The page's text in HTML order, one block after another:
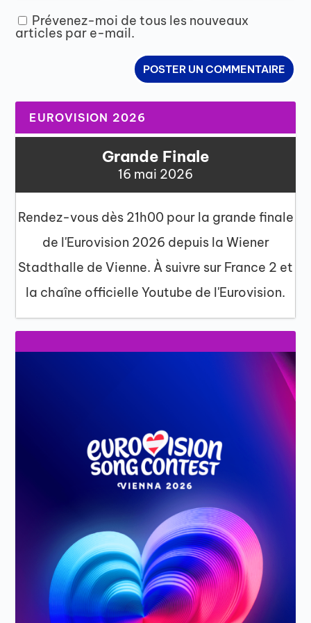
Prévenez-moi de tous les nouveaux
articles par e-mail.
EUROVISION 2026
Grande Finale
16 mai 2026
Rendez-vous dès 21h00 pour la grande finale
de l'Eurovision 2026 depuis la Wiener
Stadthalle de Vienne. À suivre sur France 2 et
la chaîne officielle Youtube de l'Eurovision.